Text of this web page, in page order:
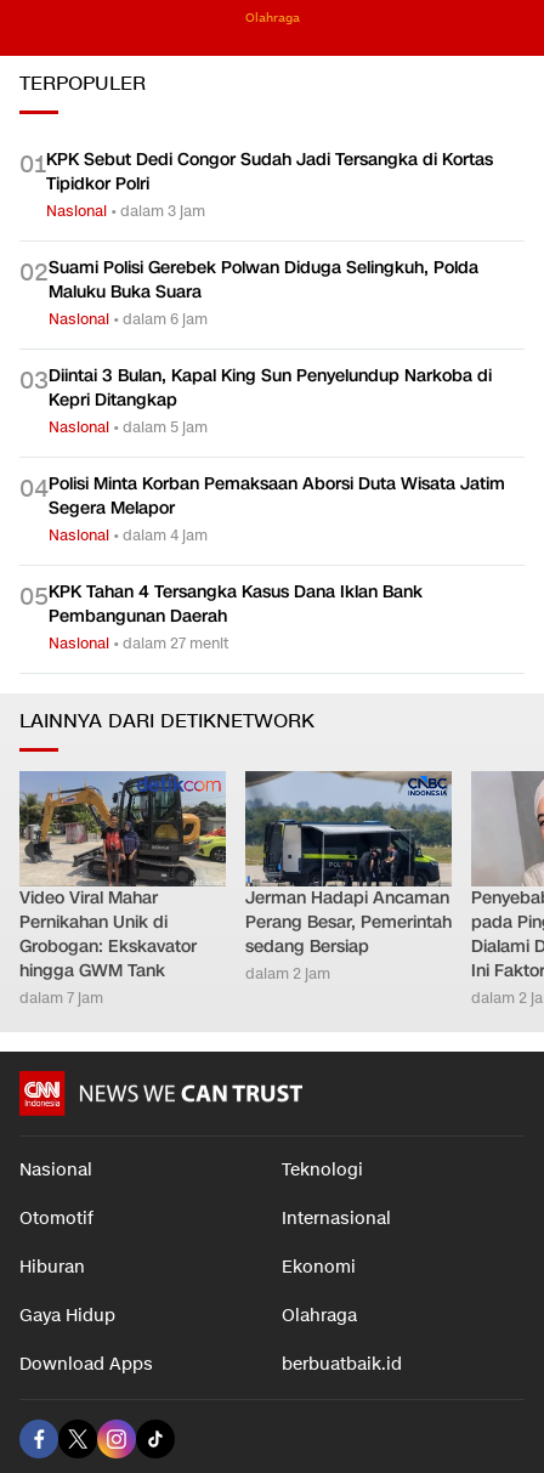
Olahraga
TERPOPULER
01KPK Sebut Dedi Congor Sudah Jadi Tersangka di Kortas
Tipidkor Polri
Nasional •dalam 3 jam
02Suami Polisi Gerebek Polwan Diduga Selingkuh, Polda
Maluku Buka Suara
Nasional •dalam 6 jam
03Diintai 3 Bulan, Kapal King Sun Penyelundup Narkoba di
Kepri Ditangkap
Nasional •dalam 5 jam
04Polisi Minta Korban Pemaksaan Aborsi Duta Wisata Jatim
Segera Melapor
Nasional •dalam 4 jam
05KPK Tahan 4 Tersangka Kasus Dana Iklan Bank
Pembangunan Daerah
Nasional •dalam 27 menit
LAINNYA DARI DETIKNETWORK
Video Viral Mahar
Pernikahan Unik di
Grobogan: Ekskavator
hingga GWM Tank
dalam 7 jam
Jerman Hadapi Ancaman
Perang Besar, Pemerintah
sedang Bersiap
dalam 2 jam
pada
Dialami
Ini
dalam 2
Nasional Teknologi
Otomotif Internasional
Hiburan Ekonomi
Gaya Hidup Olahraga
Download Apps berbuatbaik.id